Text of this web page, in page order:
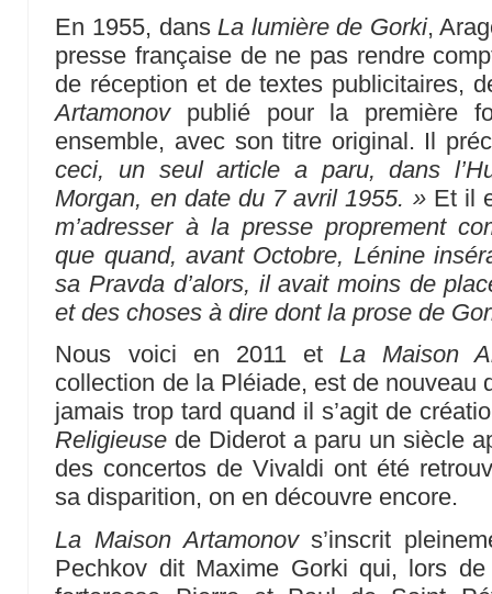
En 1955, dansLa lumière de Gorki,
presse française de ne pas rendre
de réception et de textes publicitaires,
Artamonovpublié pour la première
ensemble, avec son titre original. Il
ceci, un seul article a paru, dans
Morgan, en date du 7 avril 1955. »Et il
m’adresser à la presse proprement
que quand, avant Octobre, Lénine
sa Pravda d’alors, il avait moins de
et des choses à dire dont la prose de
Nous voici en 2011 et La Maison
collection de la Pléiade, est de nouveau
jamais trop tard quand il s’agit de
Religieuse de Diderot a paru un siècle
des concertos de Vivaldi ont été
sa disparition, on en découvre encore.
La Maison Artamonovs’inscrit
Pechkov dit Maxime Gorki qui, lors